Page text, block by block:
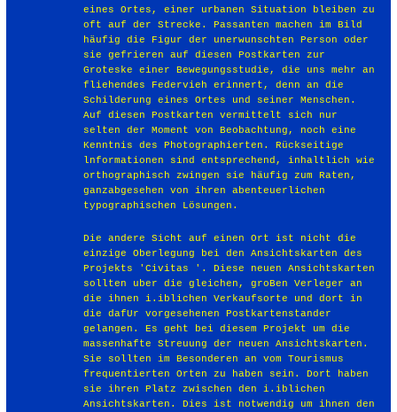
eines Ortes, einer urbanen Situation bleiben zu
oft auf der Strecke. Passanten machen im Bild
häufig die Figur der unerwunschten Person oder
sie gefrieren auf diesen Postkarten zur
Groteske einer Bewegungsstudie, die uns mehr an
fliehendes Federvieh erinnert, denn an die
Schilderung eines Ortes und seiner Menschen.
Auf diesen Postkarten vermittelt sich nur
selten der Moment von Beobachtung, noch eine
Kenntnis des Photographierten. Rückseitige
lnformationen sind entsprechend, inhaltlich wie
orthographisch zwingen sie häufig zum Raten,
ganzabgesehen von ihren abenteuerlichen
typographischen Lösungen.
Die andere Sicht auf einen Ort ist nicht die
einzige Oberlegung bei den Ansichtskarten des
Projekts 'Civitas '. Diese neuen Ansichtskarten
sollten uber die gleichen, groBen Verleger an
die ihnen i.iblichen Verkaufsorte und dort in
die dafUr vorgesehenen Postkartenstander
gelangen. Es geht bei diesem Projekt um die
massenhafte Streuung der neuen Ansichtskarten.
Sie sollten im Besonderen an vom Tourismus
frequentierten Orten zu haben sein. Dort haben
sie ihren Platz zwischen den i.iblichen
Ansichtskarten. Dies ist notwendig um ihnen den